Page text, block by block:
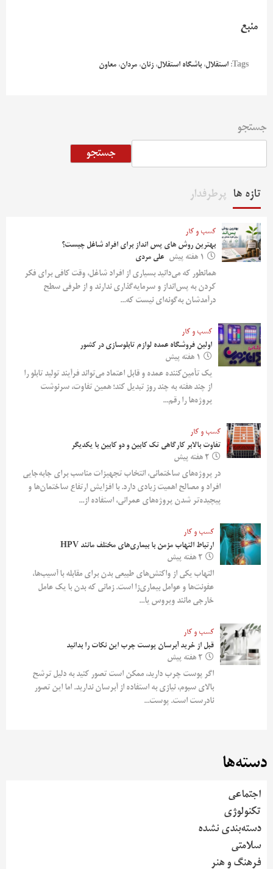
منبع
Tags: استقلال، باشگاه استقلال، زنان، مردان، معاون
جستجو
جستجو
تازه ها پرطرفدار
کسب و کار
بهترین روش‌ های پس‌ انداز برای افراد شاغل چیست؟
1 هفته پیش
علی مردی
همانطور که می‌دانید بسیاری از افراد شاغل، وقت کافی برای فکر
کردن به پس‌انداز و سرمایه‌گذاری ندارند و از طرفی سطح
درآمدشان به‌گونه‌ای نیست که...
کسب و کار
اولین فروشگاه عمده لوازم تابلوسازی در کشور
1 هفته پیش
یک تأمین‌کننده عمده و قابل اعتماد می‌تواند فرآیند تولید تابلو را
از چند هفته به چند روز تبدیل کند؛ همین تفاوت، سرنوشت
پروژه‌ها را رقم...
کسب و کار
تفاوت بالابر کارگاهی تک کابین و دو کابین با یکدیگر
2 هفته پیش
در پروژه‌های ساختمانی، انتخاب تجهیزات مناسب برای جابه‌جایی
افراد و مصالح اهمیت زیادی دارد. با افزایش ارتفاع ساختمان‌ها و
پیچیده‌تر شدن پروژه‌های عمرانی، استفاده از...
کسب و کار
ارتباط التهاب مزمن با بیماری‌های مختلف مانند HPV
2 هفته پیش
التهاب یکی از واکنش‌های طبیعی بدن برای مقابله با آسیب‌ها،
عفونت‌ها و عوامل بیماری‌زا است. زمانی که بدن با یک عامل
خارجی مانند ویروس یا...
کسب و کار
قبل از خرید آبرسان پوست چرب این نکات را بدانید
2 هفته پیش
اگر پوست چرب دارید، ممکن است تصور کنید به دلیل ترشح
بالای سبوم، نیازی به استفاده از آبرسان ندارید. اما این تصور
نادرست است. پوست...
دسته‌ها
اجتماعی
تکنولوژی
دسته‌بندی نشده
سلامتی
فرهنگ و هنر